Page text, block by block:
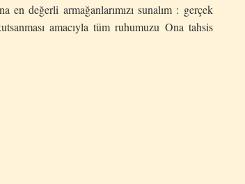
en değerli armağanlarımızı sunalım : gerçek
amacıyla tüm ruhumuzu Ona tahsis